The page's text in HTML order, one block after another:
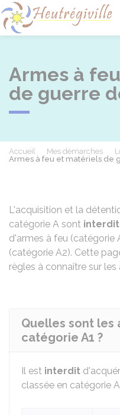
Armes à
de guerre
Accueil Mes démarches
Armes à feu et matériels de
L'acquisition et la
catégorie A sont
d'armes à feu (catégorie
(catégorie A2). Cette
règles à connaître sur
Quelles sont les
catégorie A1 ?
Il est interdit
classée en catégorie